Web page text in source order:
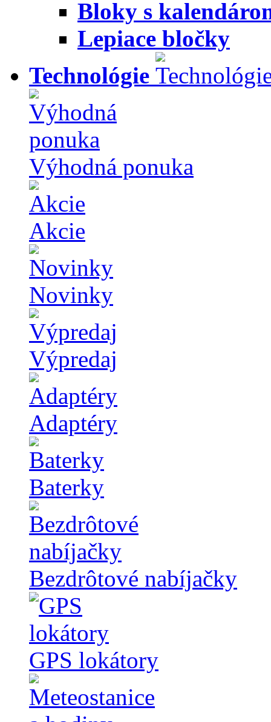
Bloky s
Lepiace bločky
Technológie
Výhodná ponuka
Akcie
Novinky
Výpredaj
Adaptéry
Baterky
Bezdrôtové nabíjačky
GPS lokátory